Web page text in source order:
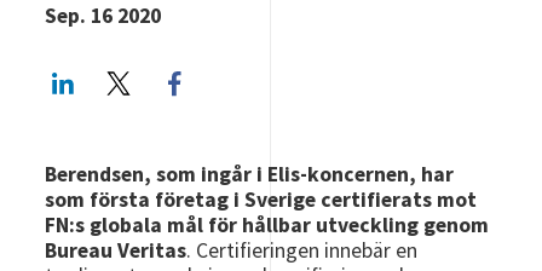
Sep. 16 2020
LinkedInTwitter
Berendsen, som ingår i Elis-koncernen, har
som första företag i Sverige certifierats mot
FN:s globala mål för hållbar utveckling genom
Bureau Veritas. Certifieringen innebär en